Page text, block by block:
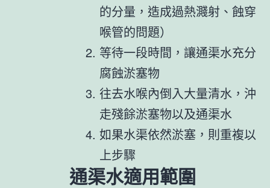
的分量，造成過熱濺射、蝕穿
喉管的問題）
等待一段時間，讓通渠水充分
腐蝕淤塞物
往去水喉內倒入大量清水，沖
走殘餘淤塞物以及通渠水
如果水渠依然淤塞，則重複以
上步驟
通渠水適用範圍